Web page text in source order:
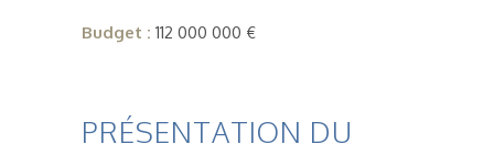
Budget : 112 000 000 €
PRÉSENTATION DU